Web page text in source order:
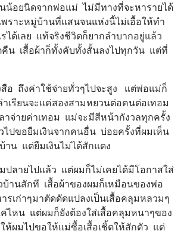
น้อยนิดจากพ่อแม่  ไม่มีทางที่จะหารายได้
พราะหมู่บ้านที่แสนจนแห่งนี้ไม่เอื้อให้ทำ
ได้เลย  แท้จริงชีวิตก็ยากลำบากอยู่แล้ว
น  เสื้อผ้าก็ทั้งคับทั้งสั้นลงไปทุกวัน  แต่ที่
อ  ถึงค่าใช้จ่ายทั่วๆไปจะสูง   แต่พ่อแม่ก็
เรียนจะแค่สองสามหยวนต่อคนต่อเทอม
าจ่ายค่าเทอม  แม่จะมีสีหน้ากังวลทุกครั้ง
ไปขอยืมเงินจากคนอื่น  บ่อยครั้งที่ผมเห็น
าน  แต่ยืมเงินไม่ได้สักแดง
ปลายไปแล้ว  แต่ผมก็ไม่เคยได้มีโอกาสใส่
บ้านสักที  เสื้อผ้าของผมก็เหมือนของพ่อ
รเก่าๆมาตัดดัดแปลงเป็นเสื้อคลุมหลวมๆ
ไหน  แต่ผมก็ยังต้องใส่เสื้อคลุมหนาๆของ
ห้ผมไปขอให้แม่ซื้อเสื้อเชิ้ตให้สักตัว  แต่